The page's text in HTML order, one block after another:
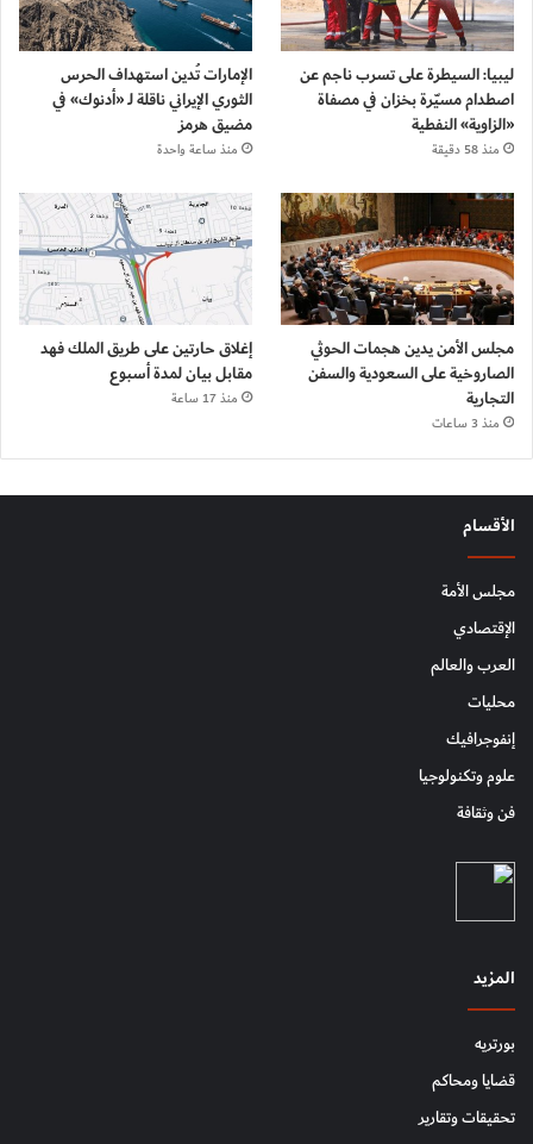
ليبيا: السيطرة على تسرب ناجم عن
اصطدام مسيّرة بخزان في مصفاة
«الزاوية» النفطية
منذ 58 دقيقة
الإمارات تُدين استهداف الحرس
الثوري الإيراني ناقلة لـ «أدنوك» في
مضيق هرمز
منذ ساعة واحدة
مجلس الأمن يدين هجمات الحوثي
الصاروخية على السعودية والسفن
التجارية
منذ 3 ساعات
إغلاق حارتين على طريق الملك فهد
مقابل بيان لمدة أسبوع
منذ 17 ساعة
الأقسام
مجلس الأمة
الإقتصادي
العرب والعالم
محليات
إنفوجرافيك
علوم وتكنولوجيا
فن وثقافة
المزيد
بورتريه
قضايا ومحاكم
تحقيقات وتقارير